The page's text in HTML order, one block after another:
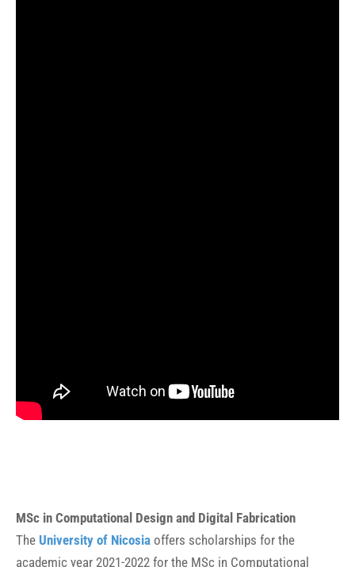
MSc in Computational Design and Digital Fabrication
The University of Nicosia offers scholarships for the
academic year 2021-2022 for the MSc in Computational